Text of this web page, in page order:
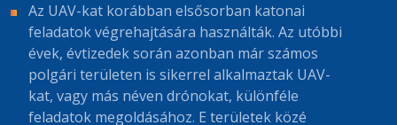
Az UAV-kat korábban elsősorban katonai
feladatok végrehajtására használták. Az utóbbi
évek, évtizedek során azonban már számos
polgári területen is sikerrel alkalmaztak UAV-
kat, vagy más néven drónokat, különféle
feladatok megoldásához. E területek közé